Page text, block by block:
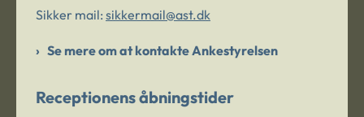
Sikker mail: sikkermail@ast.dk
Se mere om at kontakte Ankestyrelsen
Receptionens åbningstider